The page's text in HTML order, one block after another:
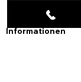
Informationen